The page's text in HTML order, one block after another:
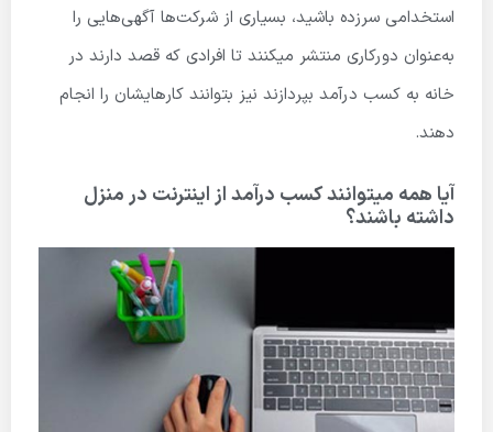
استخدامی سرزده باشید، بسیاری از شرکت‌ها آگهی‌هایی را
به‌عنوان دورکاری منتشر میکنند تا افرادی که قصد دارند در
خانه به کسب درآمد بپردازند نیز بتوانند کارهایشان را انجام
دهند.
آیا همه میتوانند کسب درآمد از اینترنت در منزل
داشته باشند؟